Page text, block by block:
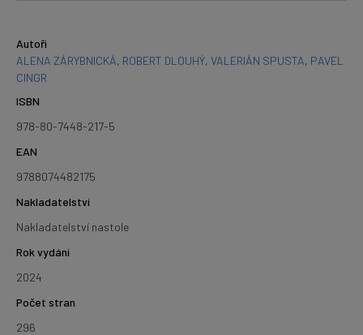
Autoři
ALENA ZÁRYBNICKÁ, ROBERT DLOUHÝ, VALERIÁN SPUSTA, PAVEL
CINGR
ISBN
978-80-7448-217-5
EAN
9788074482175
Nakladatelství
Nakladatelství nastole
Rok vydání
2024
Počet stran
296